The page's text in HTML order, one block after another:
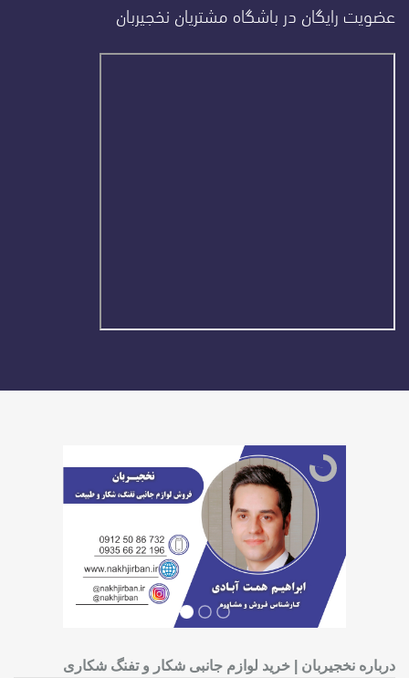
عضویت رایگان در باشگاه مشتریان نخجیربان
درباره نخجیربان | خرید لوازم جانبی شکار و تفنگ شکاری